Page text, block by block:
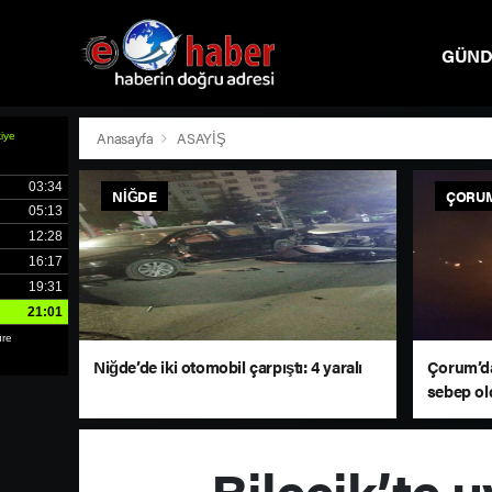
Anasayfa ASAYİŞ
NIĞDE
Niğde’de iki otomobil çarpıştı: 4 yaralı
sebep
döndü